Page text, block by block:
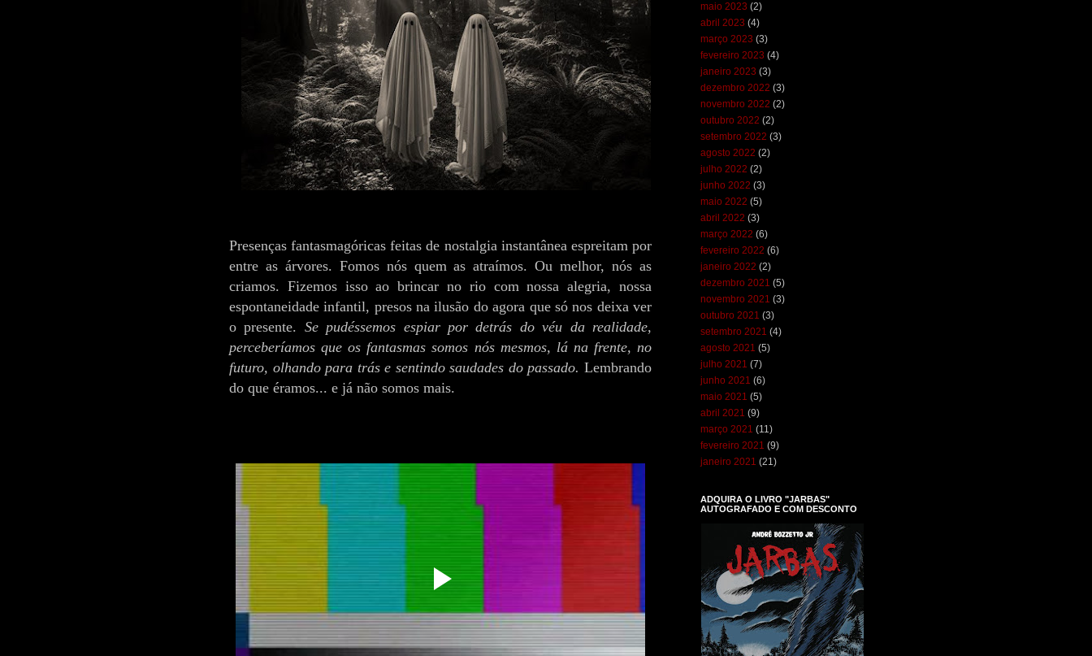
Presenças fantasmagóricas feitas de nostalgia instantânea espreitam por
entre as árvores. Fomos nós quem as atraímos. Ou melhor, nós as
criamos. Fizemos isso ao brincar no rio com nossa alegria, nossa
espontaneidade infantil, presos na ilusão do agora que só nos deixa ver
o presente. Se pudéssemos espiar por detrás do véu da realidade,
perceberíamos que os fantasmas somos nós mesmos, lá na frente, no
futuro, olhando para trás e sentindo saudades do passado. Lembrando
do que éramos... e já não somos mais.
maio 2023 (2)
abril 2023 (4)
março 2023 (3)
fevereiro 2023 (4)
janeiro 2023 (3)
dezembro 2022 (3)
novembro 2022 (2)
outubro 2022 (2)
setembro 2022 (3)
agosto 2022 (2)
julho 2022 (2)
junho 2022 (3)
maio 2022 (5)
abril 2022 (3)
março 2022 (6)
fevereiro 2022 (6)
janeiro 2022 (2)
dezembro 2021 (5)
novembro 2021 (3)
outubro 2021 (3)
setembro 2021 (4)
agosto 2021 (5)
julho 2021 (7)
junho 2021 (6)
maio 2021 (5)
abril 2021 (9)
março 2021 (11)
fevereiro 2021 (9)
janeiro 2021 (21)
ADQUIRA O LIVRO "JARBAS"
AUTOGRAFADO E COM DESCONTO